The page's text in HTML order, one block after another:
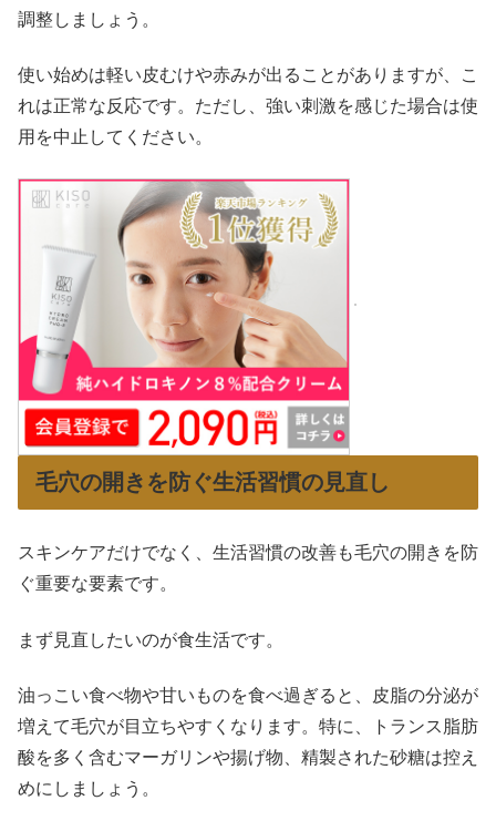
調整しましょう。
使い始めは軽い皮むけや赤みが出ることがありますが、こ
れは正常な反応です。ただし、強い刺激を感じた場合は使
用を中止してください。
毛穴の開きを防ぐ生活習慣の見直し
スキンケアだけでなく、生活習慣の改善も毛穴の開きを防
ぐ重要な要素です。
まず見直したいのが食生活です。
油っこい食べ物や甘いものを食べ過ぎると、皮脂の分泌が
増えて毛穴が目立ちやすくなります。特に、トランス脂肪
酸を多く含むマーガリンや揚げ物、精製された砂糖は控え
めにしましょう。